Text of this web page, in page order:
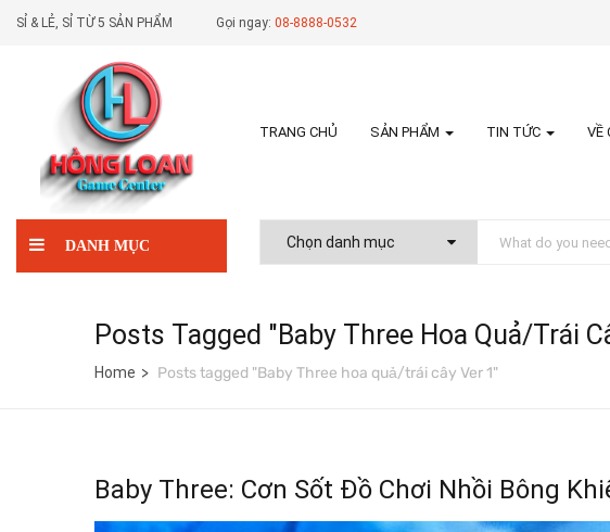
SỈ & LẺ, SỈ TỪ 5 SẢN PHẨM Gọi ngay: 08-8888-0532
TRANG CHỦ SẢN PHẨM TIN TỨC VỀ
DANH MỤC
Posts Tagged "Baby Three Hoa Quả/trái
Home Posts tagged "Baby Three hoa quả/trái cây Ver 1"
Baby Three: Cơn Sốt Đồ Chơi Nhồi Bông